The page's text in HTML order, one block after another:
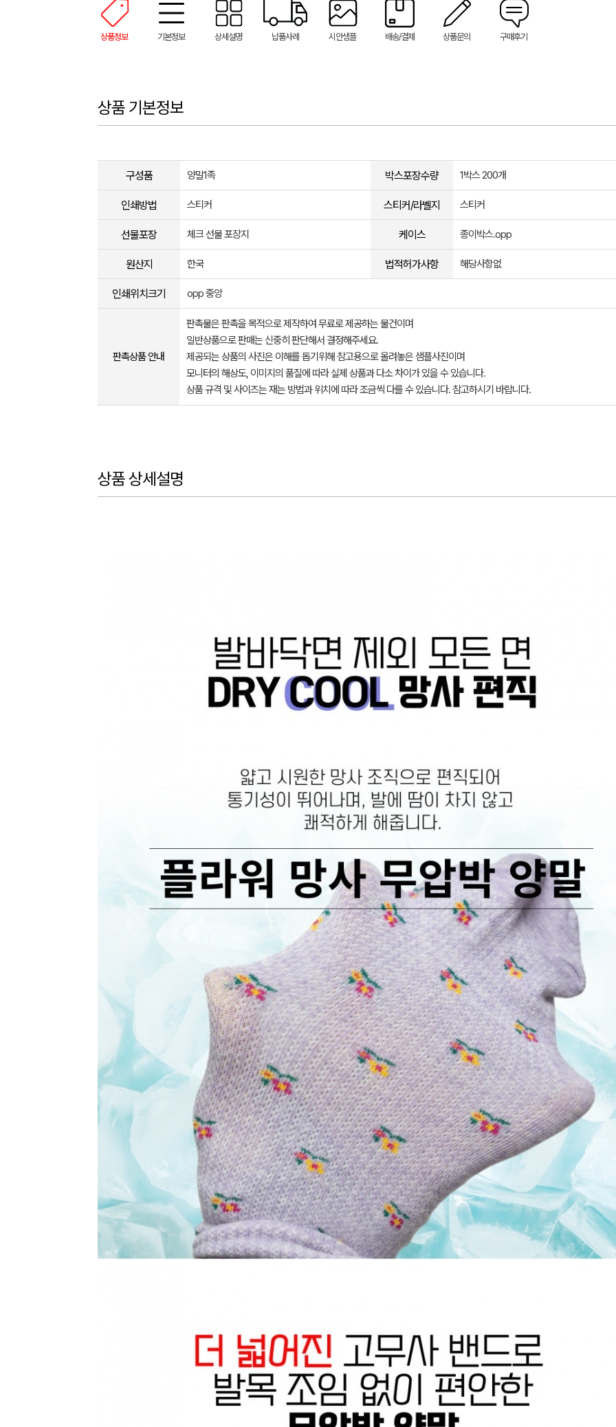
상품정보 기본정보 상세설명 납품사례 시안샘플 배송/결제 상품문의 구매후기
상품 기본정보
구성품 양말1족 박스포장수량 1박스 200개
인쇄방법 스티커 스티커/라벨지 스티커
선물포장 체크 선물 포장지 케이스 종이박스.opp
원산지 한국 법적허가사항 해당사항없
인쇄위치크기 opp 중앙
판촉상품 안내
판촉물은 판촉을 목적으로 제작하여 무료로 제공하는 물건이며
일반상품으로 판매는 신중히 판단해서 결정해주세요.
제공되는 상품의 사진은 이해를 돕기위해 참고용으로 올려놓은 샘플사진이며
모니터의 해상도, 이미지의 품질에 따라 실제 상품과 다소 차이가 있을 수 있습니다.
상품 규격 및 사이즈는 재는 방법과 위치에 따라 조금씩 다를 수 있습니다. 참고하시기 바랍니다.
상품 상세설명